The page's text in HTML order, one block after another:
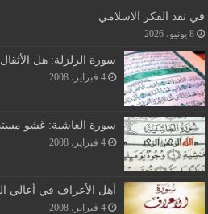
في نقد الفكر الاسلامي
8 يونيو، 2026
سورة الزلزلة: هل
4 فبراير، 2008
سورة الغاشية: غشو
4 فبراير، 2008
أهل الأعراف في أعالي
4 فبراير، 2008